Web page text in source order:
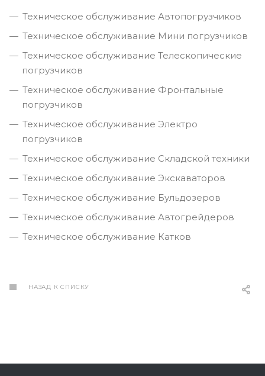
Техническое обслуживание Автопогрузчиков
Техническое обслуживание Мини погрузчиков
Техническое обслуживание Телескопические
погрузчиков
Техническое обслуживание Фронтальные
погрузчиков
Техническое обслуживание Электро
погрузчиков
Техническое обслуживание Складской техники
Техническое обслуживание Экскаваторов
Техническое обслуживание Бульдозеров
Техническое обслуживание Автогрейдеров
Техническое обслуживание Катков
НАЗАД К СПИСКУ